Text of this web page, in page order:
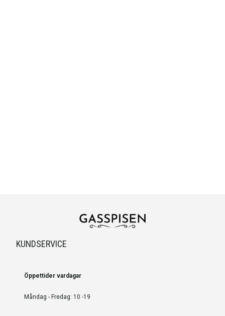
KUNDSERVICE
Öppettider vardagar
Måndag - Fredag: 10 -19